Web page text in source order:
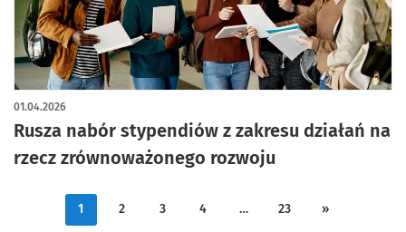
Rusza nabór stypendiów z zakresu działań na
rzecz zrównoważonego rozwoju
01.04.2026
1 2 3 4 … 23 »